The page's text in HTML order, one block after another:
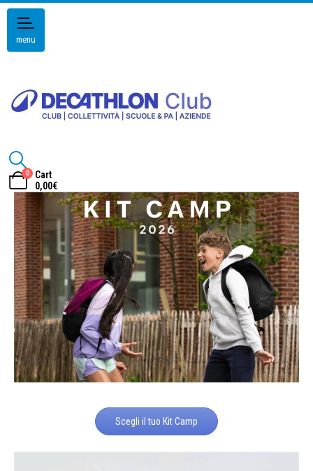
menu
0
Cart
0,00€
Scegli il tuo Kit Camp